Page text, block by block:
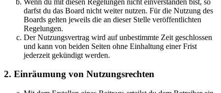
darfst du das Board nicht weiter nutzen. Für die Nutzung des
Boards gelten jeweils die an dieser Stelle veröffentlichten
Regelungen.
Der Nutzungsvertrag wird auf unbestimmte Zeit geschlossen
und kann von beiden Seiten ohne Einhaltung einer Frist
jederzeit gekündigt werden.
2. Einräumung von Nutzungsrechten